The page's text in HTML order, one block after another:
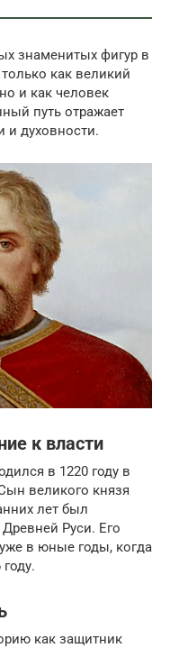
знаменитых фигур в
как великий
и как человек
путь отражает
и духовности.
к власти
в 1220 году в
великого князя
лет был
Руси. Его
в юные годы, когда
как защитник